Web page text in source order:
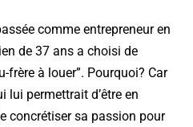
comme entrepreneur en
de 37 ans a choisi de
frère à louer”. Pourquoi? Car
lui permettrait d’être en
concrétiser sa passion pour